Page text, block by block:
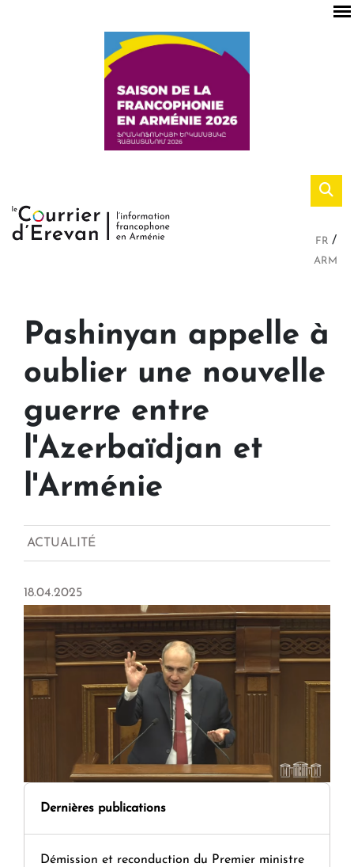
FR
ARM
Pashinyan appelle à
oublier une nouvelle
guerre entre
l'Azerbaïdjan et
l'Arménie
ACTUALITÉ
18.04.2025
Dernières publications
Démission et reconduction du Premier ministre